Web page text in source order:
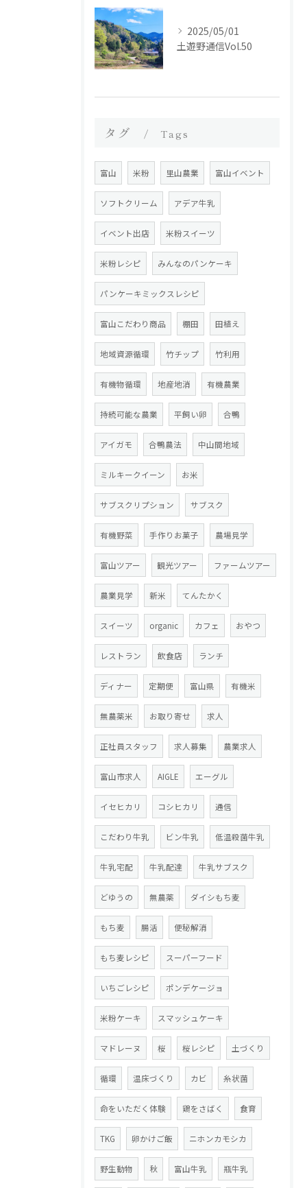
2025/05/01
土遊野通信Vol.50
タグ Tags
富山 米粉 里山農業 富山イベント
ソフトクリーム アデア牛乳
イベント出店 米粉スイーツ
米粉レシピ みんなのパンケーキ
パンケーキミックスレシピ
富山こだわり商品 棚田 田植え
地域資源循環 竹チップ 竹利用
有機物循環 地産地消 有機農業
持続可能な農業 平飼い卵 合鴨
アイガモ 合鴨農法 中山間地域
ミルキークイーン お米
サブスクリプション サブスク
有機野菜 手作りお菓子 農場見学
富山ツアー 観光ツアー ファームツアー
農業見学 新米 てんたかく
スイーツ organic カフェ おやつ
レストラン 飲食店 ランチ
ディナー 定期便 富山県 有機米
無農薬米 お取り寄せ 求人
正社員スタッフ 求人募集 農業求人
富山市求人 AIGLE エーグル
イセヒカリ コシヒカリ 通信
こだわり牛乳 ビン牛乳 低温殺菌牛乳
牛乳宅配 牛乳配達 牛乳サブスク
どゆうの 無農薬 ダイシもち麦
もち麦 腸活 便秘解消
もち麦レシピ スーパーフード
いちごレシピ ポンデケージョ
米粉ケーキ スマッシュケーキ
マドレーヌ 桜 桜レシピ 土づくり
循環 温床づくり カビ 糸状菌
命をいただく体験 鶏をさばく 食育
TKG 卵かけご飯 ニホンカモシカ
野生動物 秋 富山牛乳 瓶牛乳